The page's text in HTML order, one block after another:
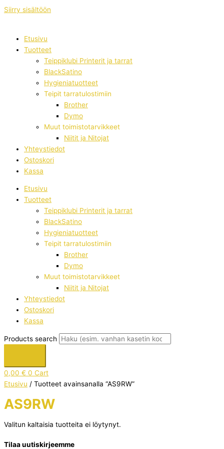
Siirry sisältöön
Etusivu
Tuotteet
Teippiklubi Printerit ja tarrat
BlackSatino
Hygieniatuotteet
Teipit tarratulostimiin
Brother
Dymo
Muut toimistotarvikkeet
Niitit ja Nitojat
Yhteystiedot
Ostoskori
Kassa
Etusivu
Tuotteet
Teippiklubi Printerit ja tarrat
BlackSatino
Hygieniatuotteet
Teipit tarratulostimiin
Brother
Dymo
Muut toimistotarvikkeet
Niitit ja Nitojat
Yhteystiedot
Ostoskori
Kassa
Products search
0,00 € 0 Cart
Etusivu / Tuotteet avainsanalla “AS9RW”
AS9RW
Valitun kaltaisia tuotteita ei löytynyt.
Tilaa uutiskirjeemme